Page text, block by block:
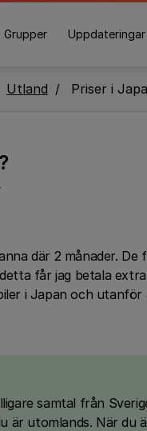
Grupper Uppdateringar
Utland Priser i
där 2 månader.
får jag betala
i Japan och utanför
samtal från
är utomlands. När du